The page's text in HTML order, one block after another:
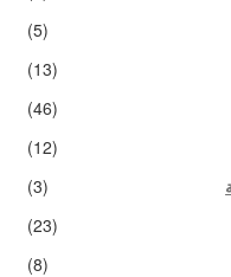
(5)
(13)
(46)
(12)
(3)
(23)
(8)